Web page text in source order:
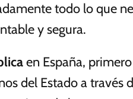
todo lo que
y segura.
en España,
del Estado a